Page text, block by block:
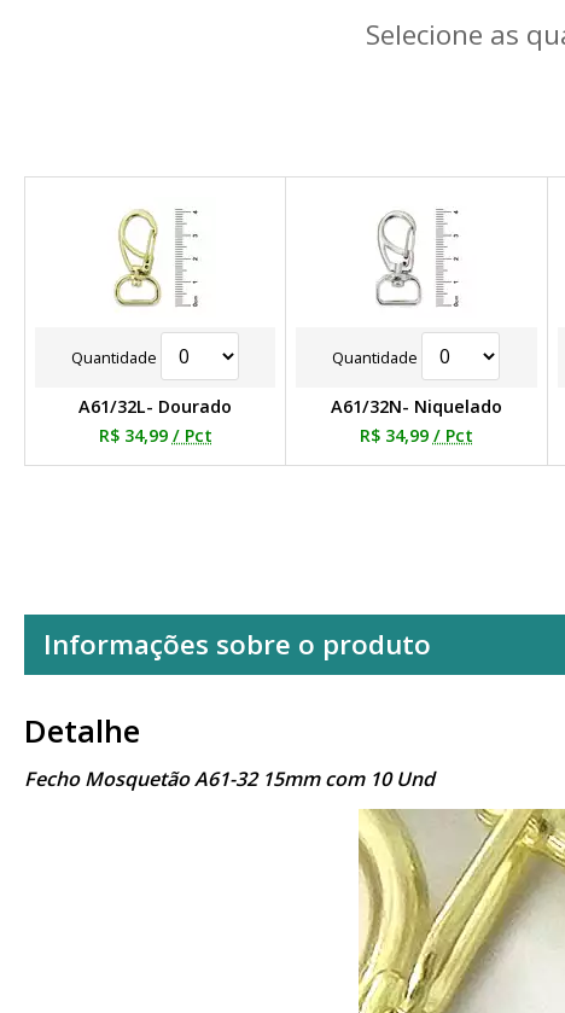
Selecione as
Quantidade
A61/32L- Dourado
R$ 34,99 / Pct
Quantidade
A61/32N- Niquelado
R$ 34,99 / Pct
Informações sobre o produto
Detalhe
Fecho Mosquetão A61-32 15mm com 10 Und